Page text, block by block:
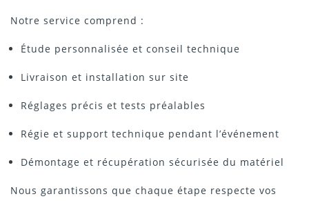
Notre service comprend :
Étude personnalisée et conseil technique
Livraison et installation sur site
Réglages précis et tests préalables
Régie et support technique pendant l’événement
Démontage et récupération sécurisée du matériel
Nous garantissons que chaque étape respecte vos